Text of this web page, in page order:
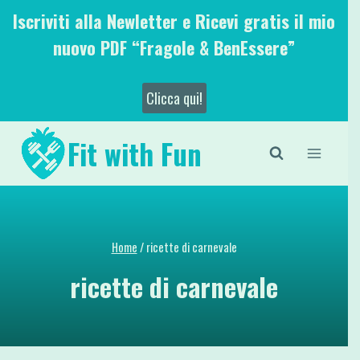
SaltaIscriviti alla Newletter e Ricevi gratis il mio
nuovo PDF “Fragole & BenEssere”
Clicca qui!
Fit with Fun
Home/ ricette di carnevale
ricette di carnevale